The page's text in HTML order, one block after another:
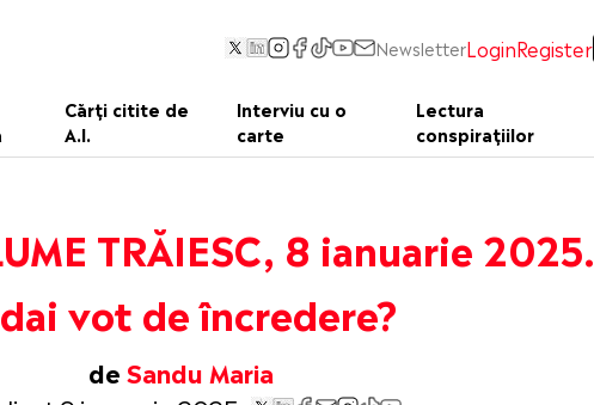
NewsletterLoginRegister
Cărți citite de
A.I.
Interviu cu o
carte
Lectura
conspirațiilor
TRĂIESC, 8 ianuarie 2025.
vot de încredere?
de Sandu Maria